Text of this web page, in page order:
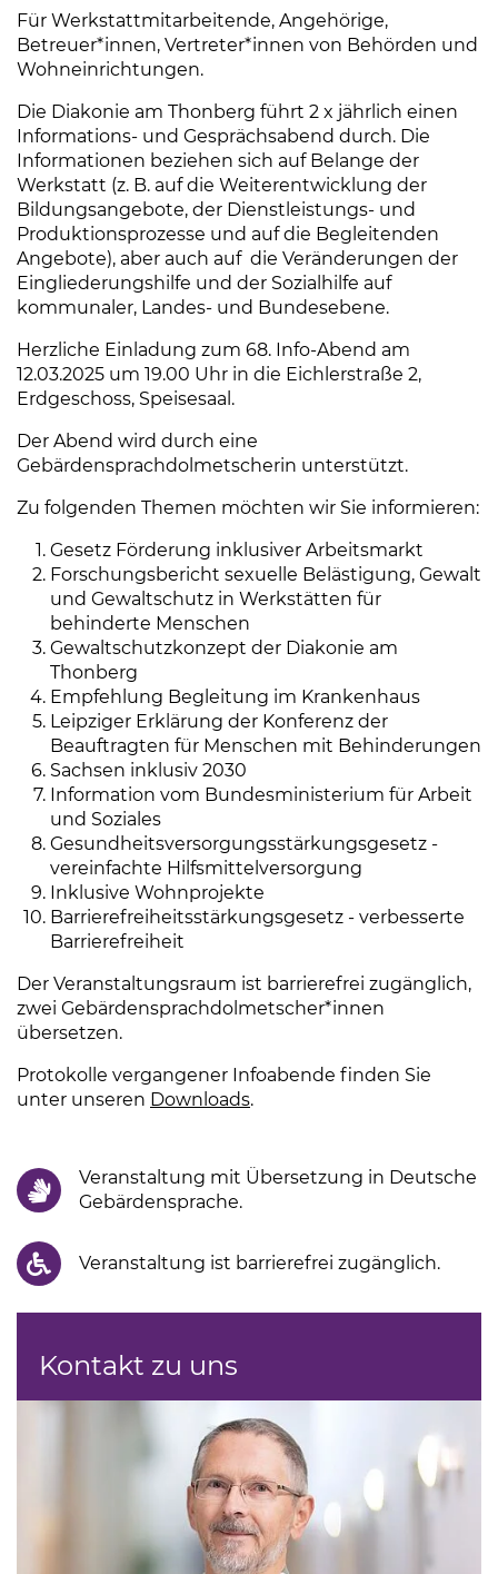
Für Werkstattmitarbeitende, Angehörige,
Betreuer*innen, Vertreter*innen von Behörden und
Wohneinrichtungen.
Die Diakonie am Thonberg führt 2 x jährlich einen
Informations- und Gesprächsabend durch. Die
Informationen beziehen sich auf Belange der
Werkstatt (z. B. auf die Weiterentwicklung der
Bildungsangebote, der Dienstleistungs- und
Produktionsprozesse und auf die Begleitenden
Angebote), aber auch auf die Veränderungen der
Eingliederungshilfe und der Sozialhilfe auf
kommunaler, Landes- und Bundesebene.
Herzliche Einladung zum 68. Info-Abend am
12.03.2025 um 19.00 Uhr in die Eichlerstraße 2,
Erdgeschoss, Speisesaal.
Der Abend wird durch eine
Gebärdensprachdolmetscherin unterstützt.
Zu folgenden Themen möchten wir Sie informieren:
Gesetz Förderung inklusiver Arbeitsmarkt
Forschungsbericht sexuelle Belästigung, Gewalt
und Gewaltschutz in Werkstätten für
behinderte Menschen
Gewaltschutzkonzept der Diakonie am
Thonberg
Empfehlung Begleitung im Krankenhaus
Leipziger Erklärung der Konferenz der
Beauftragten für Menschen mit Behinderungen
Sachsen inklusiv 2030
Information vom Bundesministerium für Arbeit
und Soziales
Gesundheitsversorgungsstärkungsgesetz -
vereinfachte Hilfsmittelversorgung
Inklusive Wohnprojekte
Barrierefreiheitsstärkungsgesetz - verbesserte
Barrierefreiheit
Der Veranstaltungsraum ist barrierefrei zugänglich,
zwei Gebärdensprachdolmetscher*innen
übersetzen.
Protokolle vergangener Infoabende finden Sie
unter unseren Downloads(Link öffnet einen neuen
.
Veranstaltung mit Übersetzung in Deutsche
Gebärdensprache.
Veranstaltung ist barrierefrei zugänglich.
Kontakt zu uns